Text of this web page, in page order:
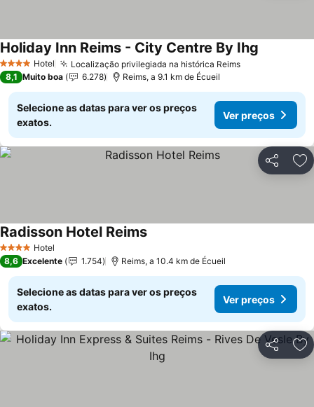
4 EstrelasHotel Localização privilegiada na histórica ReimsVer preços
Holiday Inn Reims - City Centre By Ihg
8,1 Muito boa 6.278 Reims, a 9.1 km de Écueil
Selecione as datas para ver os preços
exatos.
Ver preços
Partilhar
4 EstrelasHotel
Radisson Hotel ReimsVer preços
8,6 Excelente 1.754 Reims, a 10.4 km de Écueil
Selecione as datas para ver os preços
exatos.
Ver preços
Partilhar